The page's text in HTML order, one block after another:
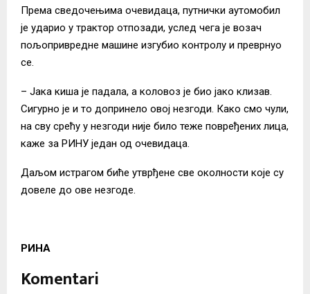
Према сведочењима очевидаца, путнички аутомобил
је ударио у трактор отпозади, услед чега је возач
пољопривредне машине изгубио контролу и преврнуо
се.
– Јака киша је падала, а коловоз је био јако клизав.
Сигурно је и то допринело овој незгоди. Како смо чули,
на сву срећу у незгоди није било теже повређених лица,
каже за РИНУ један од очевидаца.
Даљом истрагом биће утврђене све околности које су
довеле до ове незгоде.
РИНА
Komentari